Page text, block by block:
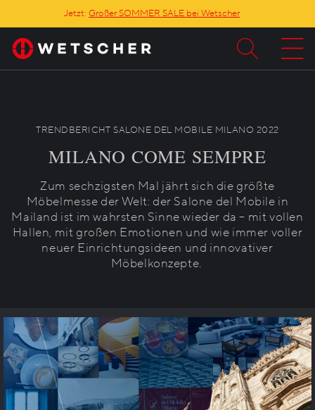
Jetzt:Großer SOMMER SALE bei Wetscher
TRENDBERICHT SALONE DEL MOBILE MILANO 2022
MILANO COME SEMPRE
Zum sechzigsten Mal jährt sich die größte
Möbelmesse der Welt: der Salone del Mobile in
Mailand ist im wahrsten Sinne wieder da – mit vollen
Hallen, mit großen Emotionen und wie immer voller
neuer Einrichtungsideen und innovativer
Möbelkonzepte.